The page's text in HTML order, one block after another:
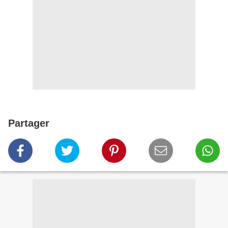
Partager